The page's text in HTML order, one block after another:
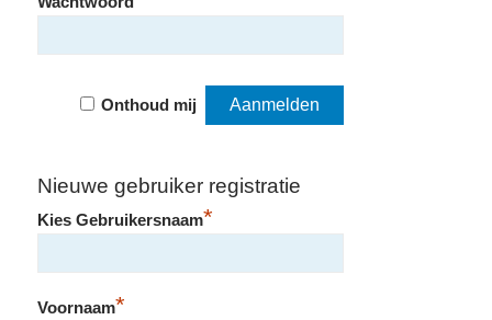
Onthoud mij
Nieuwe gebruiker registratie
Kies Gebruikersnaam*
Voornaam*